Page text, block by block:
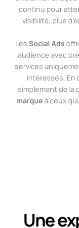
continu pour
visibilité, plus
Les Social Ads
audience avec
services
intéressés. En
simplement de la
marque à ceux
Une